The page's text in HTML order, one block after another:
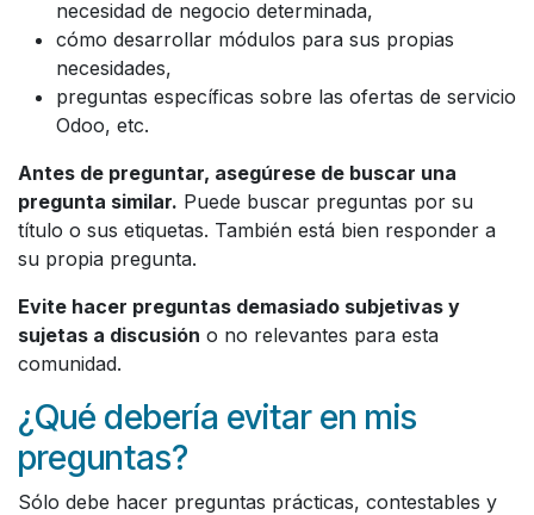
necesidad de negocio determinada,
cómo desarrollar módulos para sus propias
necesidades,
preguntas específicas sobre las ofertas de servicio
Odoo, etc.
Antes de preguntar, asegúrese de buscar una
pregunta similar. Puede buscar preguntas por su
título o sus etiquetas. También está bien responder a
su propia pregunta.
Evite hacer preguntas demasiado subjetivas y
sujetas a discusión o no relevantes para esta
comunidad.
¿Qué debería evitar en mis
preguntas?
Sólo debe hacer preguntas prácticas, contestables y